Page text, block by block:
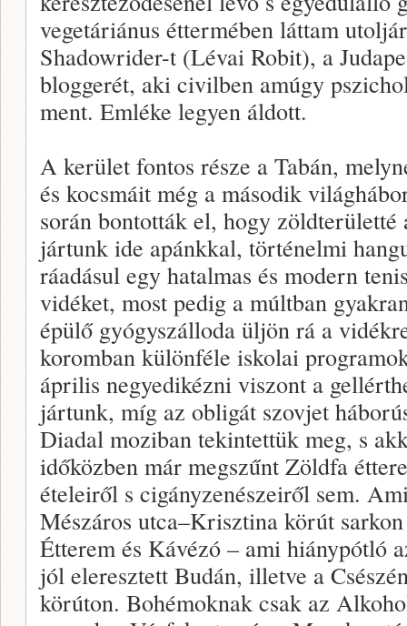
vegetáriánus éttermében láttam
Shadowrider-t (Lévai Robit), a
bloggerét, aki civilben amúgy
ment. Emléke legyen áldott.
A kerület fontos része a Tabán,
és kocsmáit még a második
során bontották el, hogy
jártunk ide apánkkal, történelmi
ráadásul egy hatalmas és modern
vidéket, most pedig a múltban
épülő gyógyszálloda üljön rá a
koromban különféle iskolai
április negyedikézni viszont a
jártunk, míg az obligát szovjet
Diadal moziban tekintettük meg, s
időközben már megszűnt Zöldfa
ételeiről s cigányzenészeiről sem.
Mészáros utca–Krisztina körút
Étterem és Kávézó – ami hiánypótló
jól eleresztett Budán, illetve a
körúton. Bohémoknak csak az